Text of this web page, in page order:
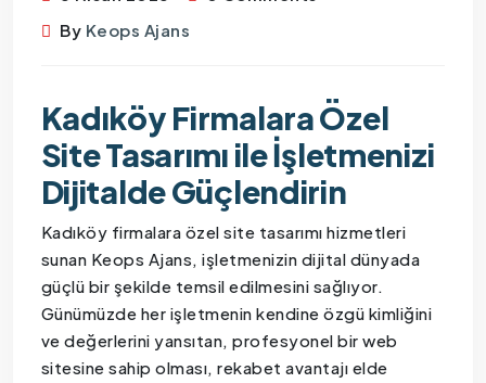
By Keops Ajans
Kadıköy Firmalara Özel
Site Tasarımı ile İşletmenizi
Dijitalde Güçlendirin
Kadıköy firmalara özel site tasarımı hizmetleri
sunan Keops Ajans, işletmenizin dijital dünyada
güçlü bir şekilde temsil edilmesini sağlıyor.
Günümüzde her işletmenin kendine özgü kimliğini
ve değerlerini yansıtan, profesyonel bir web
sitesine sahip olması, rekabet avantajı elde